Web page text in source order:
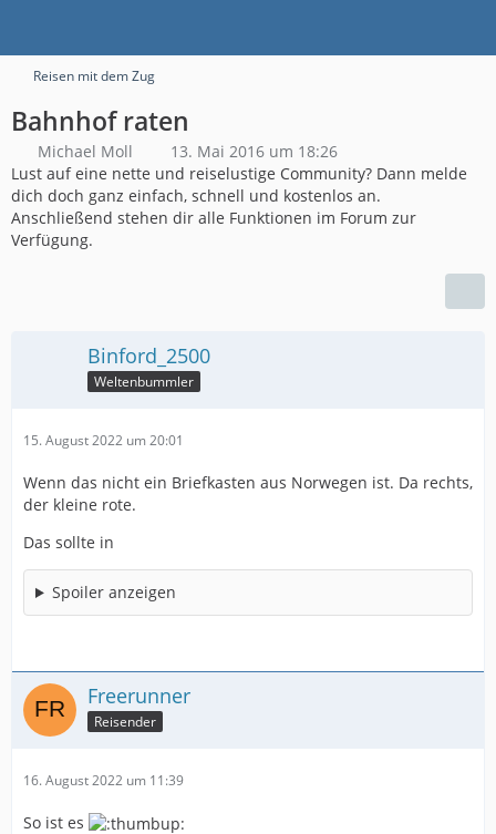
Reisen mit dem Zug
Bahnhof raten
Michael Moll
13. Mai 2016 um 18:26
Lust auf eine nette und reiselustige Community? Dann melde
dich doch ganz einfach, schnell und kostenlos an.
Anschließend stehen dir alle Funktionen im Forum zur
Verfügung.
Binford_2500
Weltenbummler
15. August 2022 um 20:01
Wenn das nicht ein Briefkasten aus Norwegen ist. Da rechts,
der kleine rote.
Das sollte in
Spoiler anzeigen
Freerunner
Reisender
16. August 2022 um 11:39
So ist es